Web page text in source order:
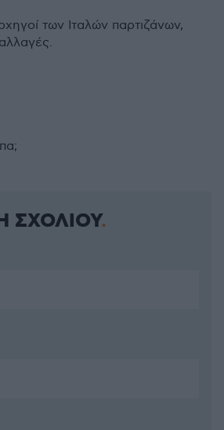
των Ιταλών παρτιζάνων,
ΣΧΟΛΙΟΥ